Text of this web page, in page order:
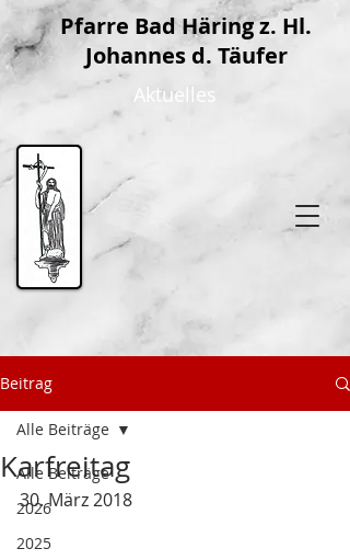
Pfarre Bad Häring z. Hl.
Johannes d. Täufer
Aktuelles
Beitrag
Alle Beiträge
2026
2025
Alle Beiträge
Karfreitag
30. März 2018